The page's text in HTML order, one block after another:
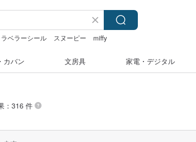
ラベラーシール スヌーピー
miffy
カバン 文房具 家電・デジタル
：316 件